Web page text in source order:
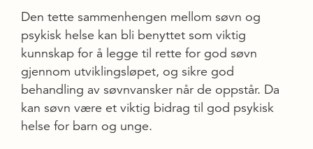
Den tette sammenhengen mellom søvn og
psykisk helse kan bli benyttet som viktig
kunnskap for å legge til rette for god søvn
gjennom utviklingsløpet, og sikre god
behandling av søvnvansker når de oppstår. Da
kan søvn være et viktig bidrag til god psykisk
helse for barn og unge.